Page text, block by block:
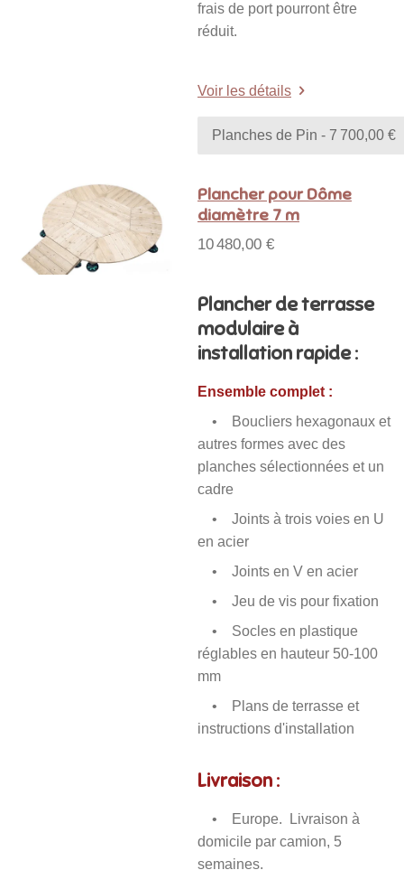
frais de port pourront être
réduit.
Voir les détails
Plancher pour Dôme
diamètre 7 m
10 480,00 €
Plancher de terrasse
modulaire à
installation rapide :
Ensemble complet :
• Boucliers hexagonaux et
autres formes avec des
planches sélectionnées et un
cadre
• Joints à trois voies en U
en acier
• Joints en V en acier
• Jeu de vis pour fixation
• Socles en plastique
réglables en hauteur 50-100
mm
• Plans de terrasse et
instructions d'installation
Livraison :
• Europe. Livraison à
domicile par camion, 5
semaines.